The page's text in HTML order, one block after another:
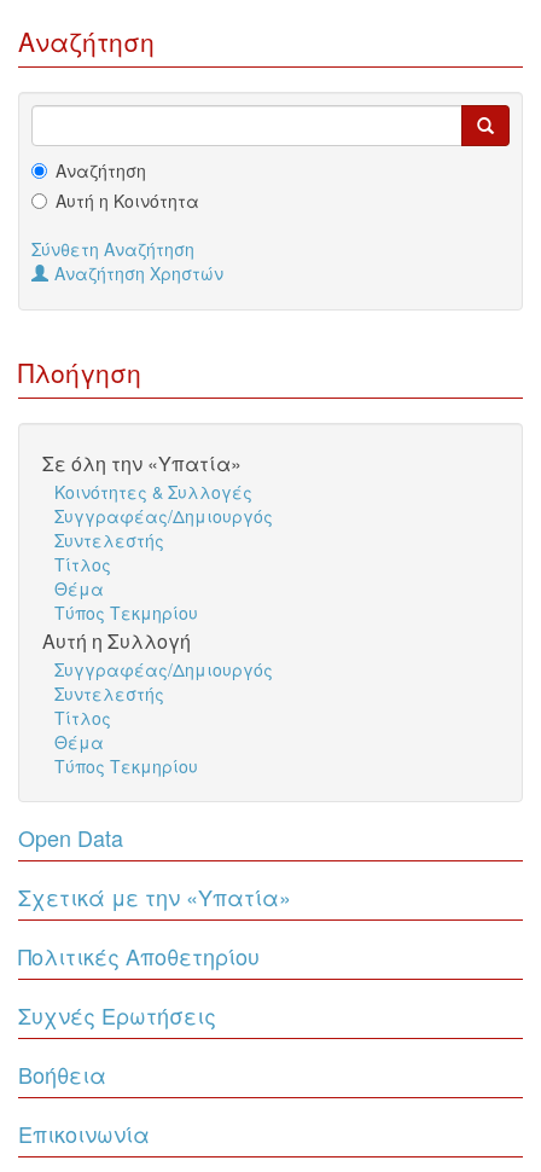
Αναζήτηση
Αναζήτηση
Αυτή η Κοινότητα
Σύνθετη Αναζήτηση
Αναζήτηση Χρηστών
Πλοήγηση
Σε όλη την «Υπατία»
Κοινότητες & Συλλογές
Συγγραφέας/Δημιουργός
Συντελεστής
Τίτλος
Θέμα
Τύπος Τεκμηρίου
Αυτή η Συλλογή
Συγγραφέας/Δημιουργός
Συντελεστής
Τίτλος
Θέμα
Τύπος Τεκμηρίου
Open Data
Σχετικά με την «Υπατία»
Πολιτικές Αποθετηρίου
Συχνές Ερωτήσεις
Βοήθεια
Επικοινωνία